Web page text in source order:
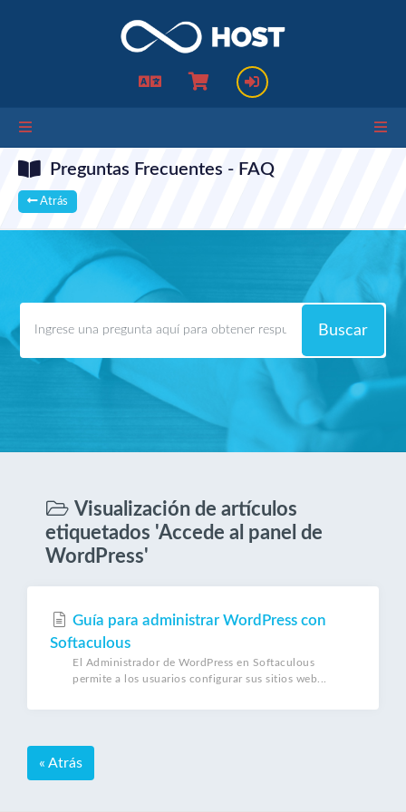
Preguntas Frecuentes - FAQ
Atrás
Buscar
Visualización de artículos
etiquetados 'Accede al panel de
WordPress'
Guía para administrar WordPress con
Softaculous
El Administrador de WordPress en Softaculous
permite a los usuarios configurar sus sitios web...
« Atrás